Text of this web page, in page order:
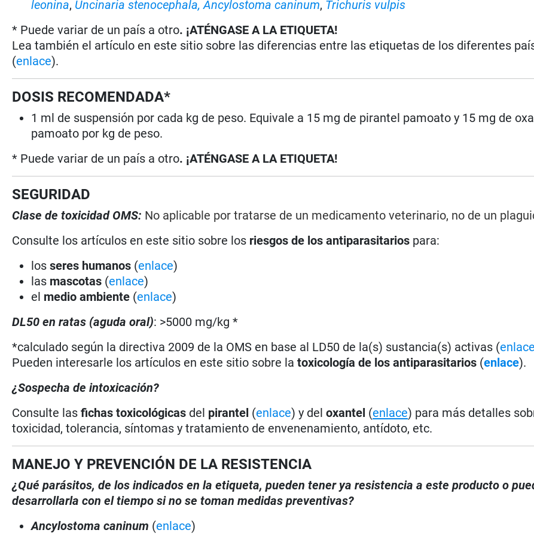
leonina, Uncinaria stenocephala,Ancylostoma caninum, Trichuris vulpis
* Puede variar de un país a otro. ¡ATÉNGASE A LA ETIQUETA!
Lea también el artículo en este sitio sobre las diferencias entre las etiquetas de los diferentes
(enlace).
DOSIS RECOMENDADA*
1 ml de suspensión por cada kg de peso. Equivale a 15 mg de pirantel pamoato y 15 mg de
pamoato por kg de peso.
* Puede variar de un país a otro. ¡ATÉNGASE A LA ETIQUETA!
SEGURIDAD
Clase de toxicidad OMS: No aplicable por tratarse de un medicamento veterinario, no de un
Consulte los artículos en este sitio sobre los riesgos de los antiparasitarios para:
losseres humanos (enlace)
las mascotas (enlace)
el medio ambiente (enlace)
DL50 en ratas (aguda oral): >5000 mg/kg *
*calculado según la directiva 2009 de la OMS en base al LD50 de la(s) sustancia(s) activas (
Pueden interesarle los artículos en este sitio sobre la toxicología de los antiparasitarios (enlace).
¿Sospecha de intoxicación?
Consulte lasfichas toxicológicas del pirantel (enlace) y deloxantel (enlace) para más detalles
toxicidad, tolerancia, síntomas y tratamiento de envenenamiento, antídoto, etc.
MANEJO Y PREVENCIÓN DE LA RESISTENCIA
¿Qué parásitos, de los indicados en la etiqueta, pueden tener ya resistencia a este producto o
desarrollarla con el tiempo si no se toman medidas preventivas?
Ancylostoma caninum (enlace)